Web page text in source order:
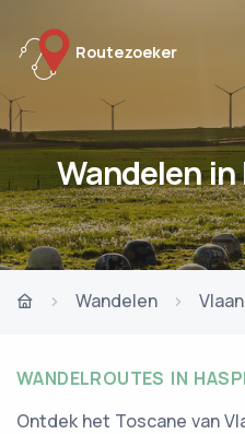
Routezoeker
Wandelen
Wandelen
WANDELROUTES IN
Ontdek het Toscane van